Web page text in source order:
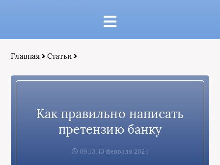
Главная Статьи
Как правильно написать
претензию банку
09:13, 13 февраля 2024